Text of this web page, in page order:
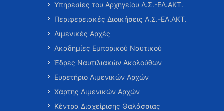
Υπηρεσίες του Αρχηγείου Λ.Σ.-ΕΛ.ΑΚΤ.
Περιφερειακές Διοικήσεις Λ.Σ.-ΕΛ.ΑΚΤ.
Λιμενικές Αρχές
Ακαδημίες Εμπορικού Ναυτικού
Έδρες Ναυτιλιακών Ακολούθων
Ευρετήριο Λιμενικών Αρχών
Χάρτης Λιμενικών Αρχών
Κέντρα Διαχείρισης Θαλάσσιας